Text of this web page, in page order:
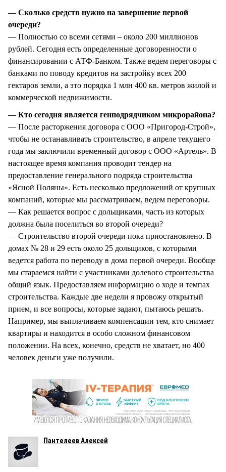
— Сколько средств нужно на завершение первой
очереди?
— Полностью со всеми сетями – около 200 миллионов
рублей. Сегодня есть определенные договоренности о
финансировании с АТФ-Банком. Также ведем переговоры с
банками по поводу кредитов на застройку всех 200
гектаров земли, а это порядка 1 млн 400 кв. метров жилой и
коммерческой недвижимости.
— Кто сегодня является генподрядчиком микрорайона?
— После расторжения договора с ООО «Пригород-Строй»,
чтобы не останавливать строительство, в апреле текущего
года мы заключили временный договор с ООО «Артель». В
настоящее время компания проводит тендер на
предоставление генерального подряда строительства
«Ясной Поляны». Есть несколько предложений от крупных
компаний, которые мы рассматриваем, ведем переговоры.
— Как решается вопрос с дольщиками, часть из которых
должна была поселиться во второй очереди?
— Строительство второй очереди пока приостановлено. В
домах № 28 и 29 есть около 25 дольщиков, с которыми
ведется работа по переводу в дома первой очереди. Вообще
мы стараемся найти с участниками долевого строительства
общий язык. Предоставляем информацию о ходе и темпах
строительства. Каждые две недели я провожу открытый
прием, и все вопросы, которые задают, пытаюсь решать.
Например, мы выплачиваем компенсации тем, кто снимает
квартиры и находится в особо сложном финансовом
положении. На всех, конечно, средств не хватает, но 400
человек деньги уже получили.
Пантелеев Алексей